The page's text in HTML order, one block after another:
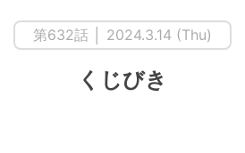
第632話 │ 2024.3.14 (Thu)
くじびき